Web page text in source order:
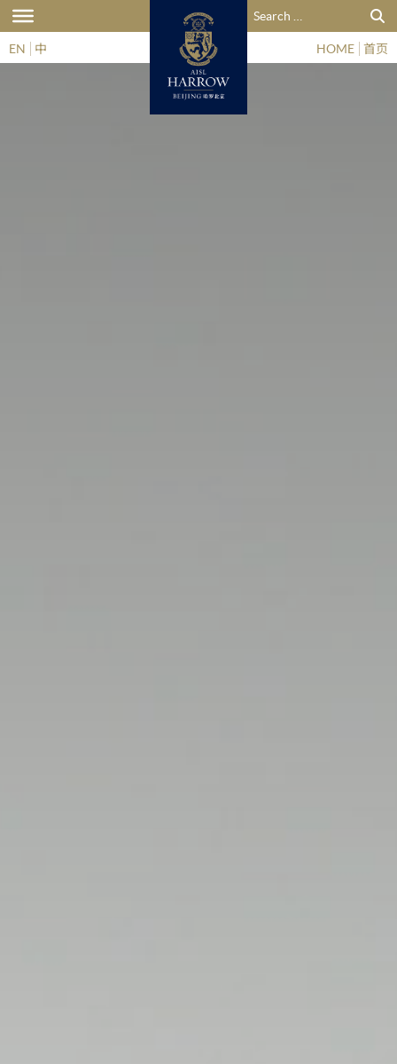
搜索：
EN 中 HOME 首页